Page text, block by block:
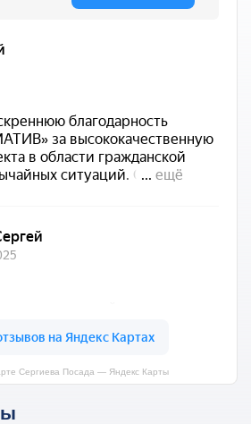
Сергиева Посада — Яндекс Карты